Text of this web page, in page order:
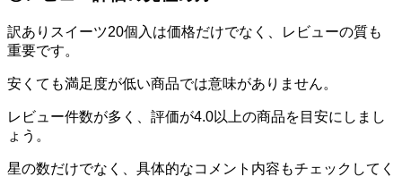
訳ありスイーツ20個入は価格だけでなく、レビューの質も
重要です。
安くても満足度が低い商品では意味がありません。
レビュー件数が多く、評価が4.0以上の商品を目安にしまし
ょう。
星の数だけでなく、具体的なコメント内容もチェックしてく